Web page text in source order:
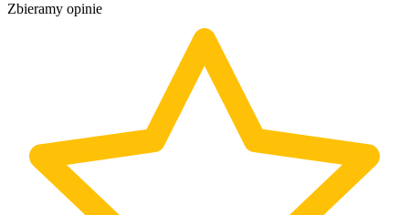
Zbieramy opinie